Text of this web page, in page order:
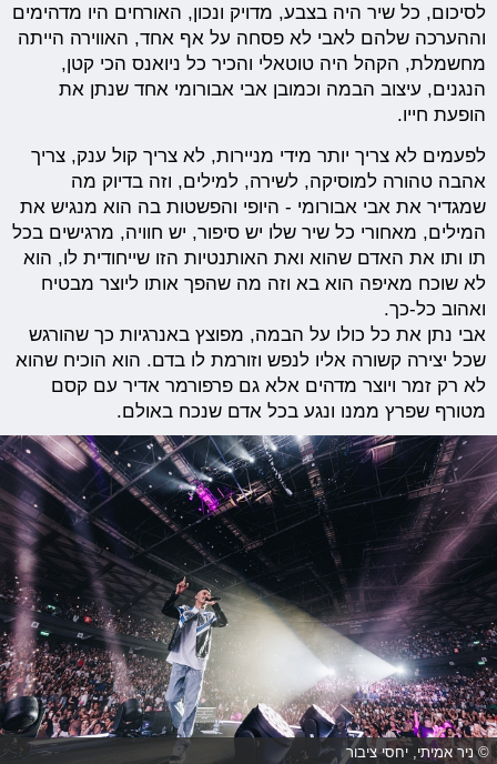
לסיכום, כל שיר היה בצבע, מדויק ונכון, האורחים היו מדהימים
וההערכה שלהם לאבי לא פסחה על אף אחד, האווירה הייתה
מחשמלת, הקהל היה טוטאלי והכיר כל ניואנס הכי קטן,
הנגנים, עיצוב הבמה וכמובן אבי אבורומי אחד שנתן את
הופעת חייו.
לפעמים לא צריך יותר מידי מניירות, לא צריך קול ענק, צריך
אהבה טהורה למוסיקה, לשירה, למילים, וזה בדיוק מה
שמגדיר את אבי אבורומי - היופי והפשטות בה הוא מנגיש את
המילים, מאחורי כל שיר שלו יש סיפור, יש חוויה, מרגישים בכל
תו ותו את האדם שהוא ואת האותנטיות הזו שייחודית לו, הוא
לא שוכח מאיפה הוא בא וזה מה שהפך אותו ליוצר מבטיח
ואהוב כל-כך.
אבי נתן את כל כולו על הבמה, מפוצץ באנרגיות כך שהורגש
שכל יצירה קשורה אליו לנפש וזורמת לו בדם. הוא הוכיח שהוא
לא רק זמר ויוצר מדהים אלא גם פרפורמר אדיר עם קסם
מטורף שפרץ ממנו ונגע בכל אדם שנכח באולם.
© ניר אמיתי, יחסי ציבור